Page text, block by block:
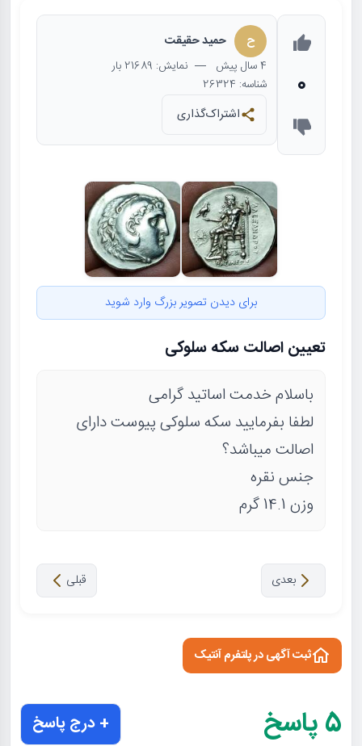
0
ح حمید حقیقت
4 سال پیش — نمایش: 21689 بار
شناسه: 26324
اشتراک‌گذاری
برای دیدن تصویر بزرگ وارد شوید
تعیین اصالت سکه سلوکی
باسلام خدمت اساتید گرامی
لطفا بفرمایید سکه سلوکی پیوست دارای
اصالت میباشد؟
جنس نقره
وزن 14.1 گرم
قبلی بعدی
ثبت آگهی در پلتفرم آنتیک
5پاسخ + درج پاسخ